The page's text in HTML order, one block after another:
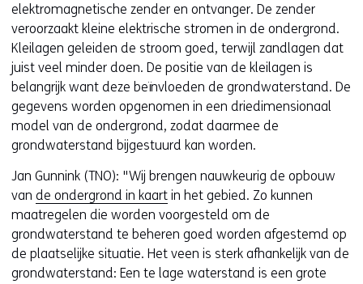
n
d
w
e
b
s
i
t
e
)
elektromagnetische zender en ontvanger. De zender
veroorzaakt kleine elektrische stromen in de ondergrond.
Kleilagen geleiden de stroom goed, terwijl zandlagen dat
juist veel minder doen. De positie van de kleilagen is
belangrijk want deze beïnvloeden de grondwaterstand. De
gegevens worden opgenomen in een driedimensionaal
model van de ondergrond, zodat daarmee de
grondwaterstand bijgestuurd kan worden.
Jan Gunnink (TNO): "Wij brengen nauwkeurig de opbouw
van de ondergrond in kaart in het gebied. Zo kunnen
maatregelen die worden voorgesteld om de
grondwaterstand te beheren goed worden afgestemd op
de plaatselijke situatie. Het veen is sterk afhankelijk van de
grondwaterstand: Een te lage waterstand is een grote